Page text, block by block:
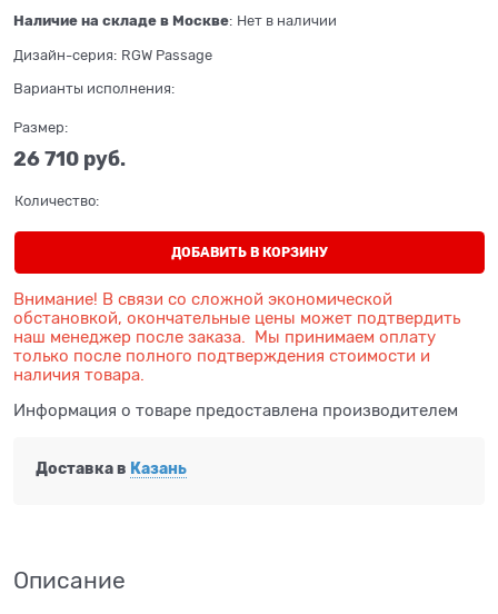
Наличие на складе в Москве: Нет в наличии
Дизайн-серия: RGW Passage
Варианты исполнения:
Размер:
26 710 руб.
Количество:
ДОБАВИТЬ В КОРЗИНУ
Внимание! В связи со сложной экономической
обстановкой, окончательные цены может подтвердить
наш менеджер после заказа. Мы принимаем оплату
только после полного подтверждения стоимости и
наличия товара.
Информация о товаре предоставлена производителем
Доставка в Казань
Описание